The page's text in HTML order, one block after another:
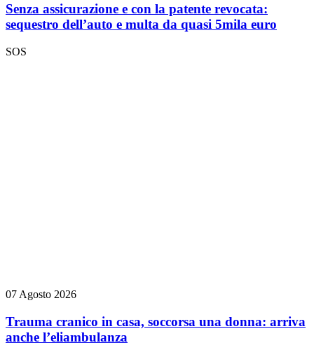
Senza assicurazione e con la patente revocata:
sequestro dell’auto e multa da quasi 5mila euro
SOS
07 Agosto 2026
Trauma cranico in casa, soccorsa una donna: arriva
anche l’eliambulanza